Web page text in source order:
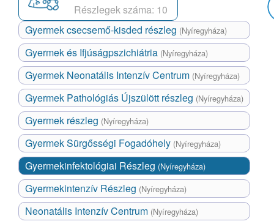
Részlegek száma: 10
Gyermek csecsemő-kisded részleg (Nyíregyháza)
Gyermek és Ifjúságpszichiátria (Nyíregyháza)
Gyermek Neonatális Intenzív Centrum (Nyíregyháza)
Gyermek Pathológiás Újszülött részleg (Nyíregyháza)
Gyermek részleg (Nyíregyháza)
Gyermek Sürgősségi Fogadóhely (Nyíregyháza)
Gyermekinfektológiai Részleg (Nyíregyháza)
Gyermekintenzív Részleg (Nyíregyháza)
Neonatális Intenzív Centrum (Nyíregyháza)